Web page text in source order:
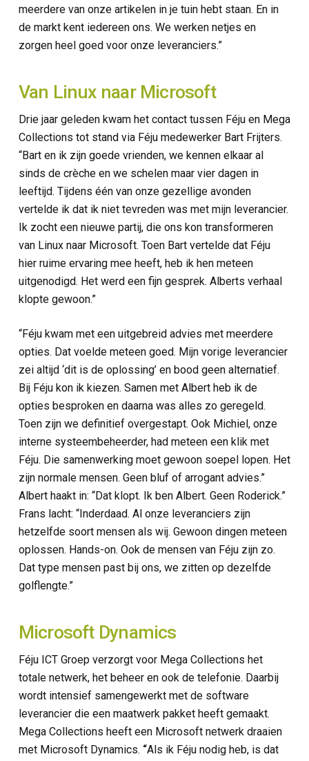
meerdere van onze artikelen in je tuin hebt staan. En in
de markt kent iedereen ons. We werken netjes en
zorgen heel goed voor onze leveranciers.”
Van Linux naar Microsoft
Drie jaar geleden kwam het contact tussen Féju en Mega
Collections tot stand via Féju medewerker Bart Frijters.
“Bart en ik zijn goede vrienden, we kennen elkaar al
sinds de crèche en we schelen maar vier dagen in
leeftijd. Tijdens één van onze gezellige avonden
vertelde ik dat ik niet tevreden was met mijn leverancier.
Ik zocht een nieuwe partij, die ons kon transformeren
van Linux naar Microsoft. Toen Bart vertelde dat Féju
hier ruime ervaring mee heeft, heb ik hen meteen
uitgenodigd. Het werd een fijn gesprek. Alberts verhaal
klopte gewoon.”
“Féju kwam met een uitgebreid advies met meerdere
opties. Dat voelde meteen goed. Mijn vorige leverancier
zei altijd ‘dit is de oplossing’ en bood geen alternatief.
Bij Féju kon ik kiezen. Samen met Albert heb ik de
opties besproken en daarna was alles zo geregeld.
Toen zijn we definitief overgestapt. Ook Michiel, onze
interne systeembeheerder, had meteen een klik met
Féju. Die samenwerking moet gewoon soepel lopen. Het
zijn normale mensen. Geen bluf of arrogant advies.”
Albert haakt in: “Dat klopt. Ik ben Albert. Geen Roderick.”
Frans lacht: “Inderdaad. Al onze leveranciers zijn
hetzelfde soort mensen als wij. Gewoon dingen meteen
oplossen. Hands-on. Ook de mensen van Féju zijn zo.
Dat type mensen past bij ons, we zitten op dezelfde
golflengte.”
Microsoft Dynamics
Féju ICT Groep verzorgt voor Mega Collections het
totale netwerk, het beheer en ook de telefonie. Daarbij
wordt intensief samengewerkt met de software
leverancier die een maatwerk pakket heeft gemaakt.
Mega Collections heeft een Microsoft netwerk draaien
met Microsoft Dynamics. “Als ik Féju nodig heb, is dat